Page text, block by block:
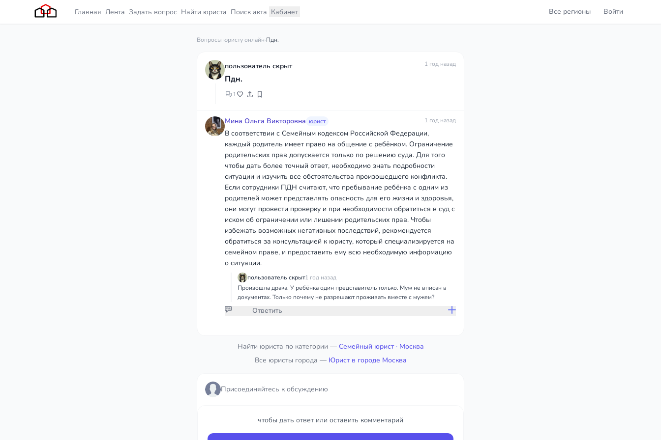
Главная Лента Задать вопрос Найти юриста Поиск акта Кабинет Все регионы Войти
Вопросы юристу онлайн·Пдн.
пользователь скрыт 1 год назад
Пдн.
1
Мина Ольга Викторовна юрист 1 год назад
В соответствии с Семейным кодексом Российской Федерации,
каждый родитель имеет право на общение с ребёнком. Ограничение
родительских прав допускается только по решению суда. Для того
чтобы дать более точный ответ, необходимо знать подробности
ситуации и изучить все обстоятельства произошедшего конфликта.
Если сотрудники ПДН считают, что пребывание ребёнка с одним из
родителей может представлять опасность для его жизни и здоровья,
они могут провести проверку и при необходимости обратиться в суд с
иском об ограничении или лишении родительских прав. Чтобы
избежать возможных негативных последствий, рекомендуется
обратиться за консультацией к юристу, который специализируется на
семейном праве, и предоставить ему всю необходимую информацию
о ситуации.
пользователь скрыт1 год назад
Произошла драка. У ребёнка один представитель только. Муж не вписан в
документах. Только почему не разрешают проживать вместе с мужем?
Ответить
Найти юриста по категории — Семейный юрист· Москва
Все юристы города — Юрист в городе Москва
Присоединяйтесь к обсуждению
чтобы дать ответ или оставить комментарий